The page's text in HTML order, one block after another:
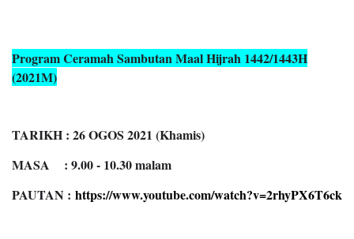
Program Ceramah Sambutan Maal Hijrah 1442/1443H
(2021M)
TARIKH : 26 OGOS 2021 (Khamis)
MASA : 9.00 - 10.30 malam
PAUTAN : https://www.youtube.com/watch?v=2rhyPX6T6ck